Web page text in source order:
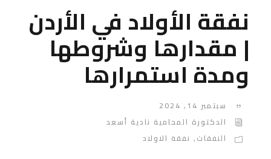
نفقة الأولاد في الأردن
| مقدارها وشروطها
ومدة استمرارها
سبتمبر 14, 2024
الدكتورة المحامية نادية أسعد
النفقات, نفقة الاولاد